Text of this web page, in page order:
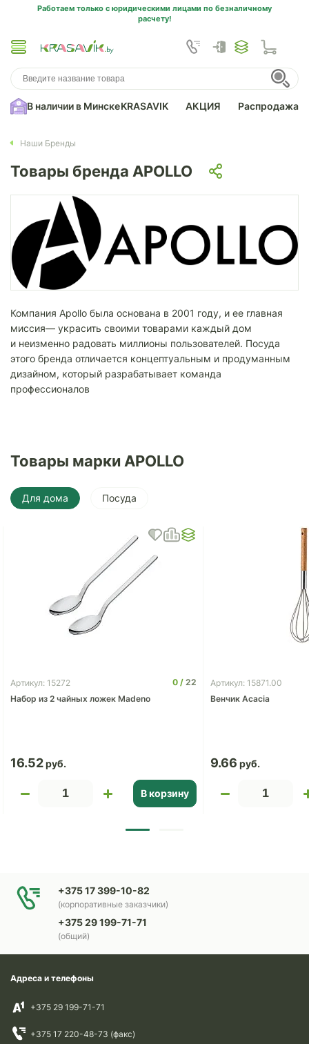
Работаем только с юридическими лицами по безналичному
расчету!
В наличии в МинскеKRASAVIK АКЦИЯ Распродажа
Наши Бренды
Товары бренда APOLLO
Компания Apollo была основана в 2001 году, и ее главная
миссия— украсить своими товарами каждый дом
и неизменно радовать миллионы пользователей. Посуда
этого бренда отличается концептуальным и продуманным
дизайном, который разрабатывает команда
профессионалов
Товары марки APOLLO
Для дома Посуда
Артикул: 15272 0
22
Набор из 2 чайных ложек Madeno
16.52
В корзину
Артикул: 15871.00
Венчик Acacia
9.66
+375 17 399-10-82
(корпоративные заказчики)
+375 29 199-71-71
(общий)
Адреса и телефоны
+375 29 199-71-71
+375 17 220-48-73 (факс)